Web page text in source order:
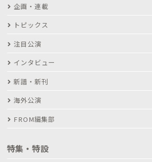
企画・連載
トピックス
注目公演
インタビュー
新譜・新刊
海外公演
FROM編集部
特集・特設